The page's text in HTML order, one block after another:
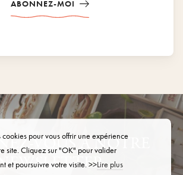
ABONNEZ-MOI
VOUS À NOTRE
pour vous offrir une expérience
site. Cliquez sur "OK" pour valider
et poursuivre votre visite. >>Lire plus